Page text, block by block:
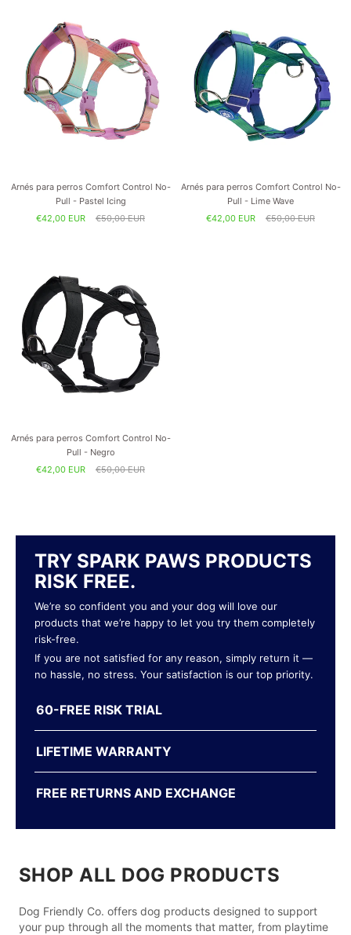
Arnés para perros Comfort Control No-
Pull - Pastel Icing
€42,00 EUR
€50,00 EUR
Arnés para perros Comfort Control No-
Pull - Lime Wave
€42,00 EUR
€50,00 EUR
Arnés para perros Comfort Control No-
Pull - Negro
€42,00 EUR
€50,00 EUR
TRY SPARK PAWS PRODUCTS
RISK FREE.
We’re so confident you and your dog will love our
products that we’re happy to let you try them completely
risk-free.
If you are not satisfied for any reason, simply return it —
no hassle, no stress. Your satisfaction is our top priority.
60-FREE RISK TRIAL
LIFETIME WARRANTY
FREE RETURNS AND EXCHANGE
SHOP ALL DOG PRODUCTS
Dog Friendly Co. offers dog products designed to support
your pup through all the moments that matter, from playtime